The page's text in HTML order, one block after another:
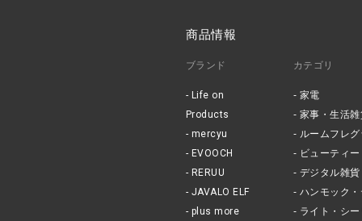
商品情報
ブランド
Life on
Products
mercyu
EVOOCH
RERUU
JAVALO ELF
plus more
カテゴリ
家電
家事・生活雑
ルームフレ
ビューティー
デジタル雑貨
ハンモック・
ライト・シ